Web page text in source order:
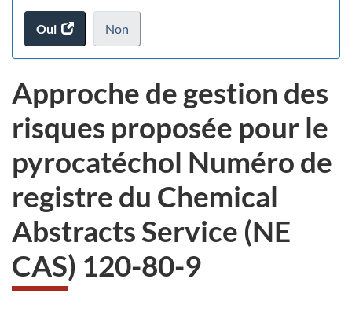
Oui
accéder
au
Non
je
pas
au
sondage
du
site
web,
.
Approche de gestion des
risques proposée pour le
pyrocatéchol Numéro de
registre du Chemical
Abstracts Service (NE
CAS) 120-80-9